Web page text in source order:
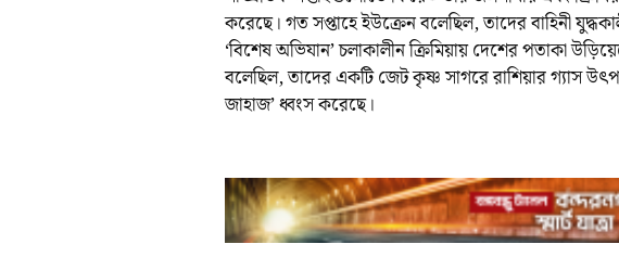
করেছে। গত সপ্তাহে ইউক্রেন বলেছিল, তাদের বাহিনী
‘বিশেষ অভিযান’ চলাকালীন ক্রিমিয়ায় দেশের পতাকা
বলেছিল, তাদের একটি জেট কৃষ্ণ সাগরে রাশিয়ার গ্যাস
জাহাজ’ ধ্বংস করেছে।